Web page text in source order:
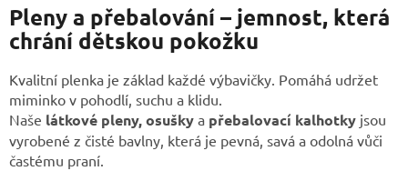
a
c
í
r
v
k
y
v
v
á
n
Pleny a přebalování – jemnost, která
chrání dětskou pokožku
Kvalitní plenka je základ každé výbavičky. Pomáhá udržet
miminko v pohodlí, suchu a klidu.
Naše látkové pleny, osušky a přebalovací kalhotky jsou
vyrobené z čisté bavlny, která je pevná, savá a odolná vůči
častému praní.